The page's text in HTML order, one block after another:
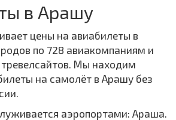
в Арашу
цены на авиабилеты в
по 728 авиакомпаниям и
Мы находим
на самолёт в Арашу без
аэропортами: Араша.